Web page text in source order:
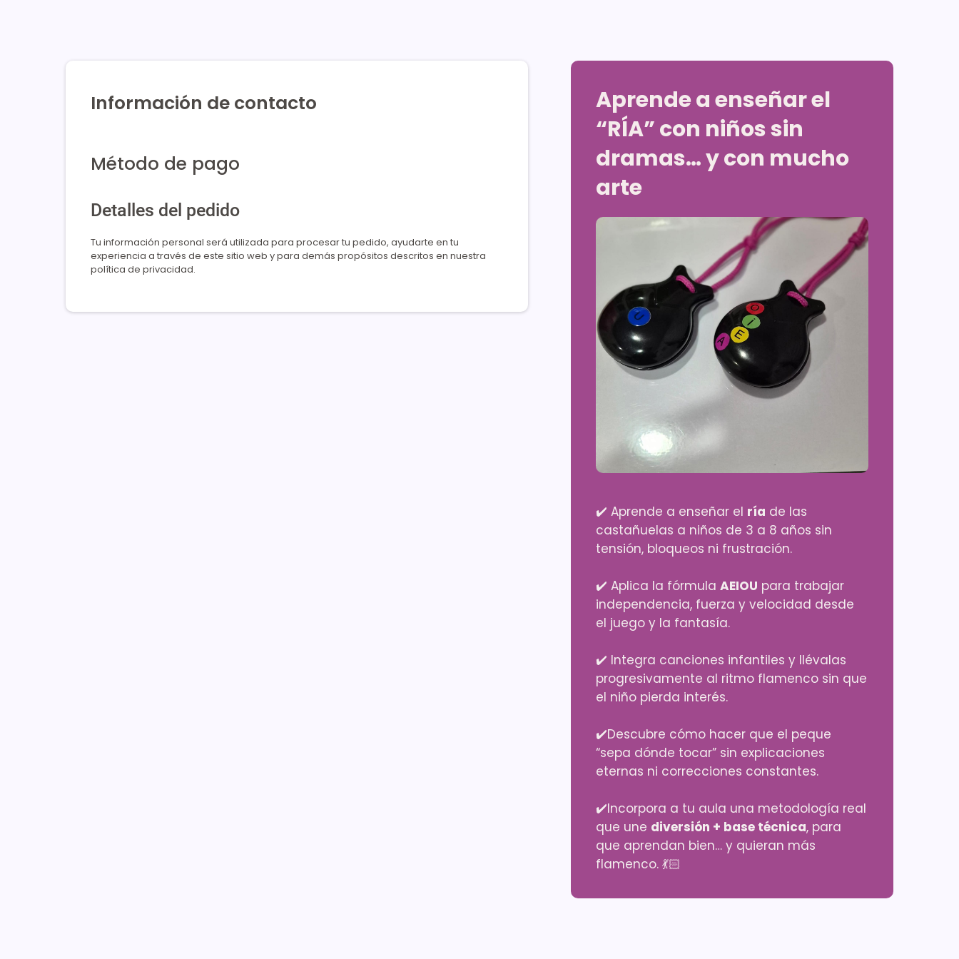
Información de contacto
Método de pago
Detalles del pedido
Tu información personal será utilizada para procesar tu pedido, ayudarte en tu
experiencia a través de este sitio web y para demás propósitos descritos en nuestra
política de privacidad.
Aprende a enseñar el
“RÍA” con niños sin
dramas… y con mucho
arte
✔️ Aprende a enseñar el ría de las
castañuelas a niños de 3 a 8 años sin
tensión, bloqueos ni frustración.
✔️ Aplica la fórmulaAEIOU para trabajar
independencia, fuerza y velocidad desde
el juego y la fantasía.
✔️ Integra canciones infantiles y llévalas
progresivamente al ritmo flamenco sin que
el niño pierda interés.
✔️Descubre cómo hacer que el peque
“sepa dónde tocar” sin explicaciones
eternas ni correcciones constantes.
✔️Incorpora a tu aula una metodología real
que une diversión + base técnica, para
que aprendan bien… y quieran más
flamenco. 💃🏻